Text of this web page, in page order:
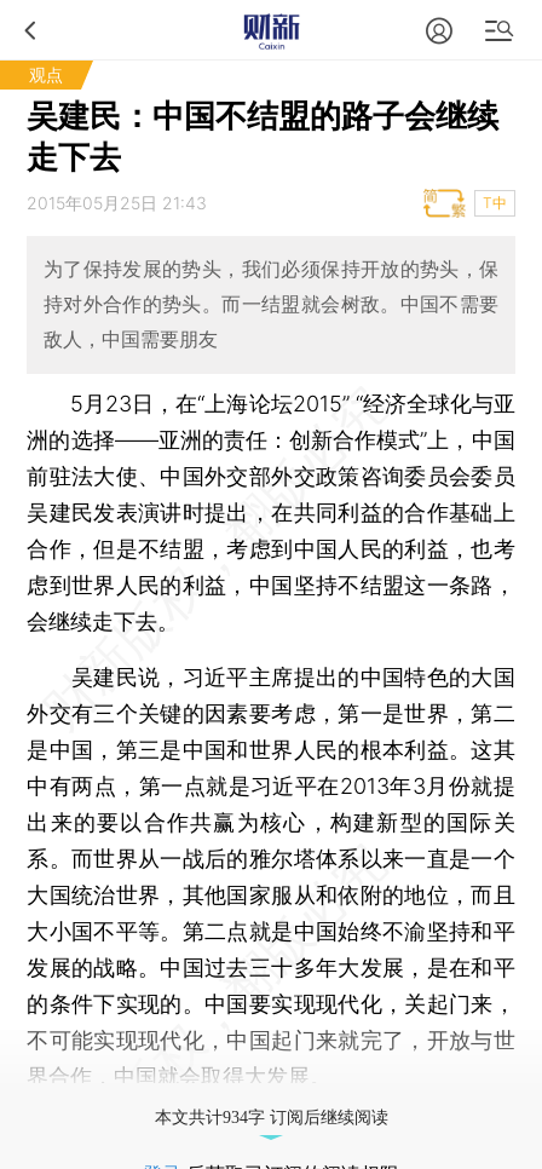
观点
吴建民：中国不结盟的路子会继续
走下去
2015年05月25日 21:43 T中
为了保持发展的势头，我们必须保持开放的势头，保
持对外合作的势头。而一结盟就会树敌。中国不需要
敌人，中国需要朋友
5月23日，在“上海论坛2015” “经济全球化与亚
洲的选择——亚洲的责任：创新合作模式”上，中国
前驻法大使、中国外交部外交政策咨询委员会委员
吴建民发表演讲时提出，在共同利益的合作基础上
合作，但是不结盟，考虑到中国人民的利益，也考
虑到世界人民的利益，中国坚持不结盟这一条路，
会继续走下去。
吴建民说，习近平主席提出的中国特色的大国
外交有三个关键的因素要考虑，第一是世界，第二
是中国，第三是中国和世界人民的根本利益。这其
中有两点，第一点就是习近平在2013年3月份就提
出来的要以合作共赢为核心，构建新型的国际关
系。而世界从一战后的雅尔塔体系以来一直是一个
大国统治世界，其他国家服从和依附的地位，而且
大小国不平等。第二点就是中国始终不渝坚持和平
发展的战略。中国过去三十多年大发展，是在和平
的条件下实现的。中国要实现现代化，关起门来，
不可能实现现代化，中国起门来就完了，开放与世
界合作，中国就会取得大发展。
本文共计934字 订阅后继续阅读